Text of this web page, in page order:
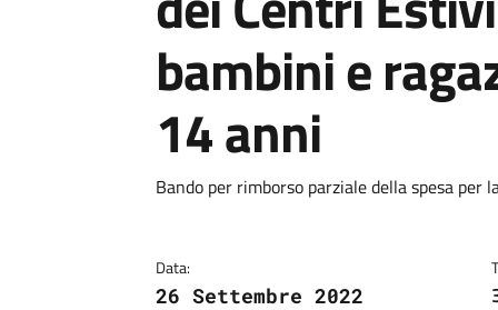
bambini e
14 anni
Dettagli
Descrizione breve
Bando per rimborso parziale della spesa per
Data:
26 Settembre 2022